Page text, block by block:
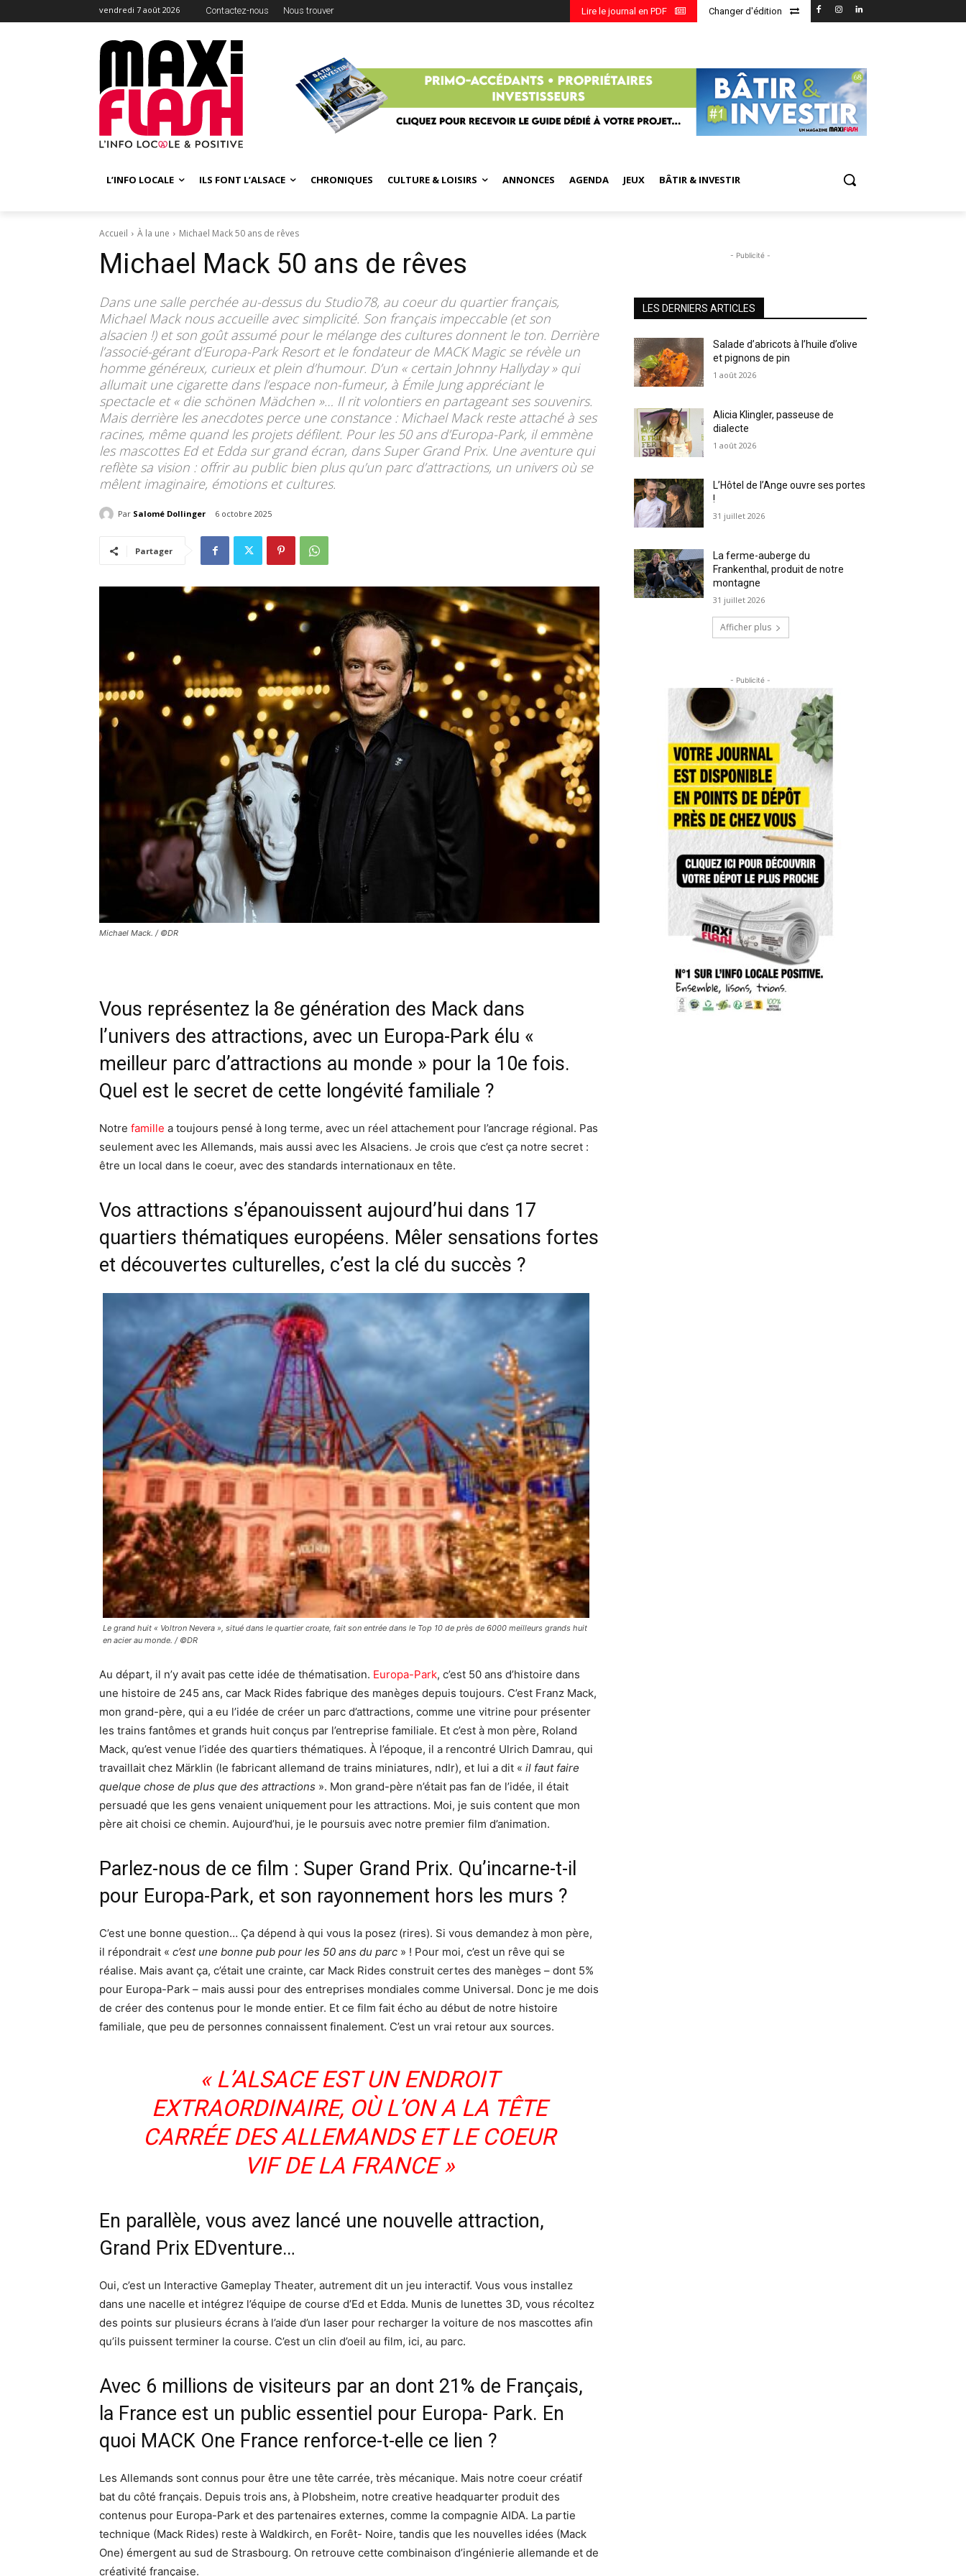
vendredi 7 août 2026 Contactez-nous Nous trouver Changer d'édition
Lire le journal en PDF
L’INFO LOCALE ILS FONT L’ALSACE CHRONIQUES CULTURE & LOISIRS ANNONCES AGENDA JEUX BÂTIR & INVESTIR
Accueil À la une Michael Mack 50 ans de rêves
Michael Mack 50 ans de rêves
Dans une salle perchée au-dessus du Studio78, au coeur du quartier français,
Michael Mack nous accueille avec simplicité. Son français impeccable (et son
alsacien !) et son goût assumé pour le mélange des cultures donnent le ton. Derrière
l’associé-gérant d’Europa-Park Resort et le fondateur de MACK Magic se révèle un
homme généreux, curieux et plein d’humour. D’un « certain Johnny Hallyday » qui
allumait une cigarette dans l’espace non-fumeur, à Émile Jung appréciant le
spectacle et « die schönen Mädchen »… Il rit volontiers en partageant ses souvenirs.
Mais derrière les anecdotes perce une constance : Michael Mack reste attaché à ses
racines, même quand les projets défilent. Pour les 50 ans d’Europa-Park, il emmène
les mascottes Ed et Edda sur grand écran, dans Super Grand Prix. Une aventure qui
reflète sa vision : offrir au public bien plus qu’un parc d’attractions, un univers où se
mêlent imaginaire, émotions et cultures.
Par Salomé Dollinger 6 octobre 2025
Partager
Michael Mack. / ©DR
Vous représentez la 8e génération des Mack dans
l’univers des attractions, avec un Europa-Park élu «
meilleur parc d’attractions au monde » pour la 10e fois.
Quel est le secret de cette longévité familiale ?
Notre famille a toujours pensé à long terme, avec un réel attachement pour l’ancrage régional. Pas
seulement avec les Allemands, mais aussi avec les Alsaciens. Je crois que c’est ça notre secret :
être un local dans le coeur, avec des standards internationaux en tête.
Vos attractions s’épanouissent aujourd’hui dans 17
quartiers thématiques européens. Mêler sensations fortes
et découvertes culturelles, c’est la clé du succès ?
Le grand huit « Voltron Nevera », situé dans le quartier croate, fait son entrée dans le Top 10 de près de 6000 meilleurs grands huit
en acier au monde. / ©DR
Au départ, il n’y avait pas cette idée de thématisation. Europa-Park, c’est 50 ans d’histoire dans
une histoire de 245 ans, car Mack Rides fabrique des manèges depuis toujours. C’est Franz Mack,
mon grand-père, qui a eu l’idée de créer un parc d’attractions, comme une vitrine pour présenter
les trains fantômes et grands huit conçus par l’entreprise familiale. Et c’est à mon père, Roland
Mack, qu’est venue l’idée des quartiers thématiques. À l’époque, il a rencontré Ulrich Damrau, qui
travaillait chez Märklin (le fabricant allemand de trains miniatures, ndlr), et lui a dit « il faut faire
quelque chose de plus que des attractions ». Mon grand-père n’était pas fan de l’idée, il était
persuadé que les gens venaient uniquement pour les attractions. Moi, je suis content que mon
père ait choisi ce chemin. Aujourd’hui, je le poursuis avec notre premier film d’animation.
Parlez-nous de ce film : Super Grand Prix. Qu’incarne-t-il
pour Europa-Park, et son rayonnement hors les murs ?
C’est une bonne question… Ça dépend à qui vous la posez (rires). Si vous demandez à mon père,
il répondrait « c’est une bonne pub pour les 50 ans du parc » ! Pour moi, c’est un rêve qui se
réalise. Mais avant ça, c’était une crainte, car Mack Rides construit certes des manèges – dont 5%
pour Europa-Park – mais aussi pour des entreprises mondiales comme Universal. Donc je me dois
de créer des contenus pour le monde entier. Et ce film fait écho au début de notre histoire
familiale, que peu de personnes connaissent finalement. C’est un vrai retour aux sources.
« L’ALSACE EST UN ENDROIT
EXTRAORDINAIRE, OÙ L’ON A LA TÊTE
CARRÉE DES ALLEMANDS ET LE COEUR
VIF DE LA FRANCE »
En parallèle, vous avez lancé une nouvelle attraction,
Grand Prix EDventure…
Oui, c’est un Interactive Gameplay Theater, autrement dit un jeu interactif. Vous vous installez
dans une nacelle et intégrez l’équipe de course d’Ed et Edda. Munis de lunettes 3D, vous récoltez
des points sur plusieurs écrans à l’aide d’un laser pour recharger la voiture de nos mascottes afin
qu’ils puissent terminer la course. C’est un clin d’oeil au film, ici, au parc.
Avec 6 millions de visiteurs par an dont 21% de Français,
la France est un public essentiel pour Europa- Park. En
quoi MACK One France renforce-t-elle ce lien ?
Les Allemands sont connus pour être une tête carrée, très mécanique. Mais notre coeur créatif
bat du côté français. Depuis trois ans, à Plobsheim, notre creative headquarter produit des
contenus pour Europa-Park et des partenaires externes, comme la compagnie AIDA. La partie
technique (Mack Rides) reste à Waldkirch, en Forêt- Noire, tandis que les nouvelles idées (Mack
One) émergent au sud de Strasbourg. On retrouve cette combinaison d’ingénierie allemande et de
créativité française.
- Publicité -
LES DERNIERS ARTICLES
Salade d’abricots à l’huile d’olive
et pignons de pin
1 août 2026
Alicia Klingler, passeuse de
dialecte
1 août 2026
L’Hôtel de l’Ange ouvre ses portes
!
31 juillet 2026
La ferme-auberge du
Frankenthal, produit de notre
montagne
31 juillet 2026
Afficher plus
- Publicité -